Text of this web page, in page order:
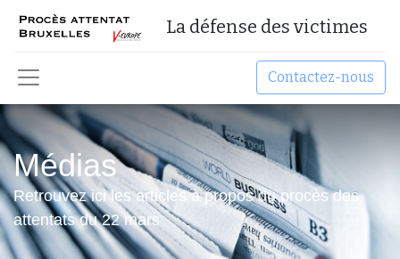
La défense des victimes
Contactez-nous
Médias
Retrouvez ici les articles à propos du procès des
attentats du 22 mars